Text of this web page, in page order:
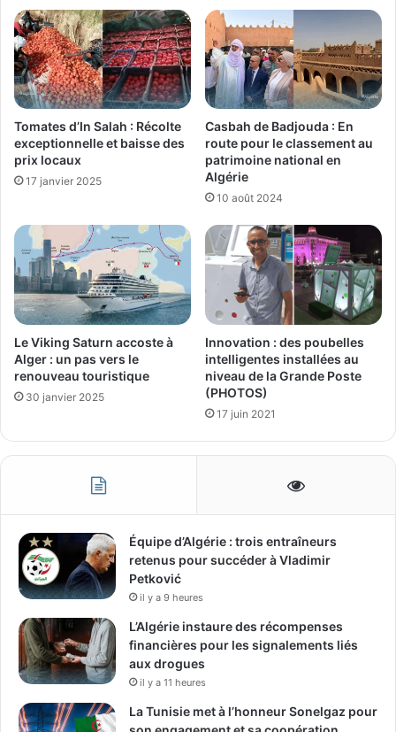
Tomates d’In Salah : Récolte
exceptionnelle et baisse des
prix locaux
17 janvier 2025
Casbah de Badjouda : En
route pour le classement au
patrimoine national en
Algérie
10 août 2024
Le Viking Saturn accoste à
Alger : un pas vers le
renouveau touristique
30 janvier 2025
Innovation : des poubelles
intelligentes installées au
niveau de la Grande Poste
(PHOTOS)
17 juin 2021
Équipe d’Algérie : trois entraîneurs
retenus pour succéder à Vladimir
Petković
il y a 9 heures
L’Algérie instaure des récompenses
financières pour les signalements liés
aux drogues
il y a 11 heures
La Tunisie met à l’honneur Sonelgaz pour